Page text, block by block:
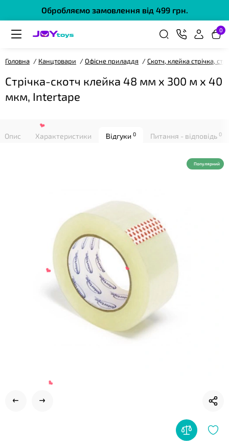
Обробляємо замовлення від 499 грн.
0
Головна Канцтовари Офісне приладдя Скотч, клейка стрічка,
Стрічка-скотч клейка 48 мм х 300 м х 40
мкм, Intertape
Опис Характеристики Відгуки 0 Питання - відповідь 0
Популярний
❤
❤